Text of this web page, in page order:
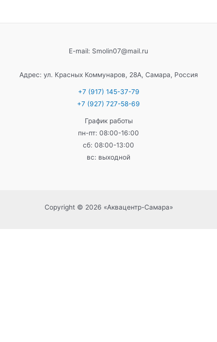
E-mail: Smolin07@mail.ru
Адрес: ул. Красных Коммунаров, 28А, Самара, Россия
+7 (917) 145-37-79
+7 (927) 727-58-69
График работы
пн-пт: 08:00-16:00
сб: 08:00-13:00
вс: выходной
Copyright © 2026 «Аквацентр-Самара»